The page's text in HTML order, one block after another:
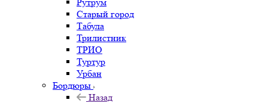
Старый город
Табула
Трилистник
ТРИО
Туртур
Урбан
Бордюры
Назад